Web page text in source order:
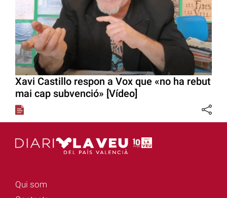
Xavi Castillo respon a Vox que «no ha rebut
mai cap subvenció» [Vídeo]
Qui som